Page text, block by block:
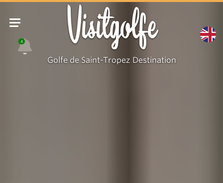
4 Visitgolfe
Golfe de Saint-Tropez Destination